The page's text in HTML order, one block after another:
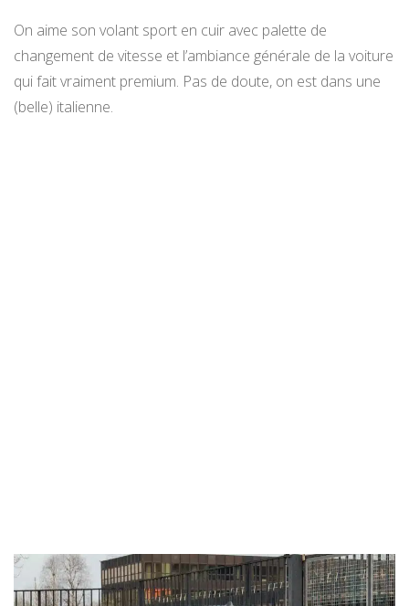
On aime son volant sport en cuir avec palette de
changement de vitesse et l’ambiance générale de la voiture
qui fait vraiment premium. Pas de doute, on est dans une
(belle) italienne.